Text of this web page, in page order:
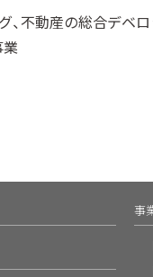
不動産の総合デベ
業
事